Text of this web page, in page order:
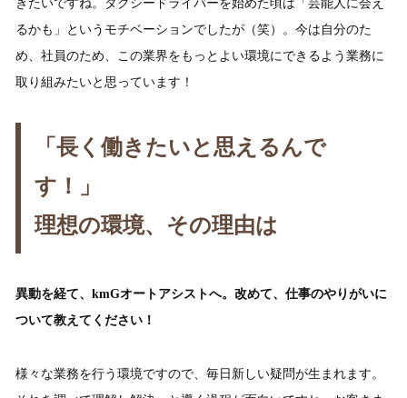
きたいですね。タクシードライバーを始めた頃は「芸能人に会え
るかも」というモチベーションでしたが（笑）。今は自分のた
め、社員のため、この業界をもっとよい環境にできるよう業務に
取り組みたいと思っています！
「長く働きたいと思えるんで
す！」
理想の環境、その理由は
異動を経て、kmGオートアシストへ。改めて、仕事のやりがいに
ついて教えてください！
様々な業務を行う環境ですので、毎日新しい疑問が生まれます。